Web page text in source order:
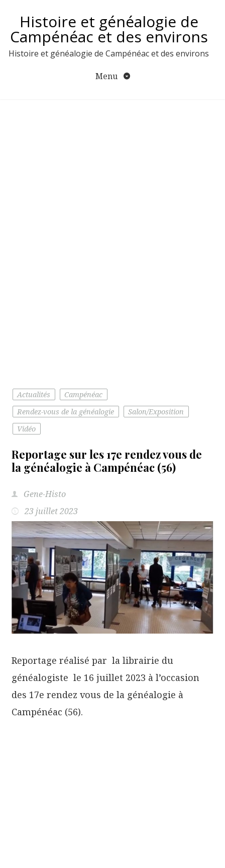
contenuHistoire et généalogie de
Campénéac et des environs
Histoire et généalogie de Campénéac et des environs
Menu
Actualités
Campénéac
Rendez-vous de la généalogie
Salon/Exposition
Vidéo
Reportage sur les 17e rendez vous de
la généalogie à Campénéac (56)
Gene-Histo
23 juillet 2023
Reportage réalisé par la librairie du
généalogiste le 16 juillet 2023 à l’occasion
des 17e rendez vous de la généalogie à
Campénéac (56).